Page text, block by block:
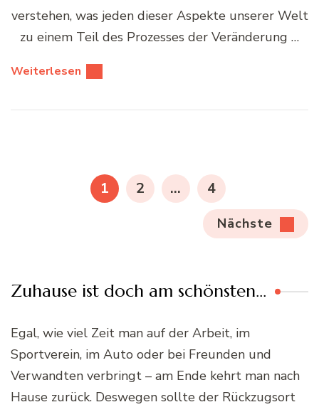
verstehen, was jeden dieser Aspekte unserer Welt
zu einem Teil des Prozesses der Veränderung …
Weiterlesen
SEITE
1 SEITE
2 … SEITE
4
Nächste
Zuhause ist doch am schönsten…
Egal, wie viel Zeit man auf der Arbeit, im
Sportverein, im Auto oder bei Freunden und
Verwandten verbringt – am Ende kehrt man nach
Hause zurück. Deswegen sollte der Rückzugsort